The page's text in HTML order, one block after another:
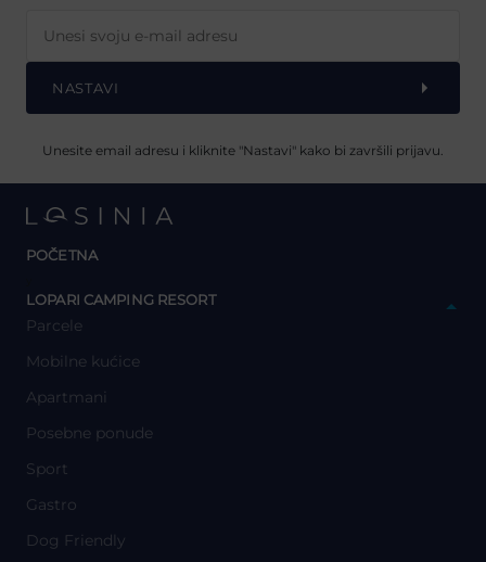
NASTAVI
Unesite email adresu i kliknite "Nastavi" kako bi završili prijavu.
POČETNA
LOPARI CAMPING RESORT
Parcele
Mobilne kućice
Apartmani
Posebne ponude
Sport
Gastro
Dog Friendly